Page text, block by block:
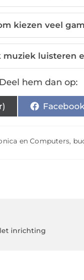
kiezen veel
muziek luisteren
hem dan op:
Facebook
en Computers,
inrichting